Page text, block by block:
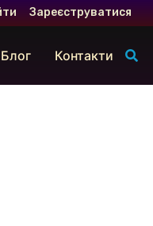
Зареєструватися
Блог Контакти